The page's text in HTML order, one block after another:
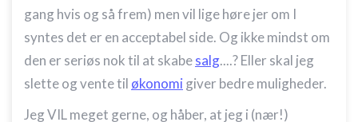
gang hvis og så frem) men vil lige høre jer om I
syntes det er en acceptabel side. Og ikke mindst om
den er seriøs nok til at skabesalg....? Eller skal jeg
slette og vente til økonomi giver bedre muligheder.
Jeg VIL meget gerne, og håber, at jeg i (nær!)